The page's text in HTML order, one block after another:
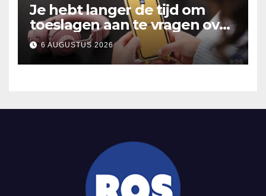
Je hebt langer de tijd om
toeslagen aan te vragen over
2025
6 AUGUSTUS 2026